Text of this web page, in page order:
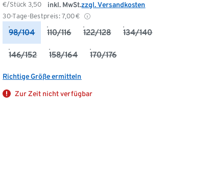
€/Stück3,50
30-Tage-Bestpreis: 7,00€
inkl. MwSt.zzgl. Versandkosten
98/104 110/116 122/128 134/140
146/152 158/164 170/176
Richtige Größe ermitteln
Zur Zeit nicht verfügbar